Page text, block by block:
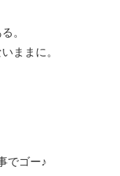
。
ままに。
でゴー♪